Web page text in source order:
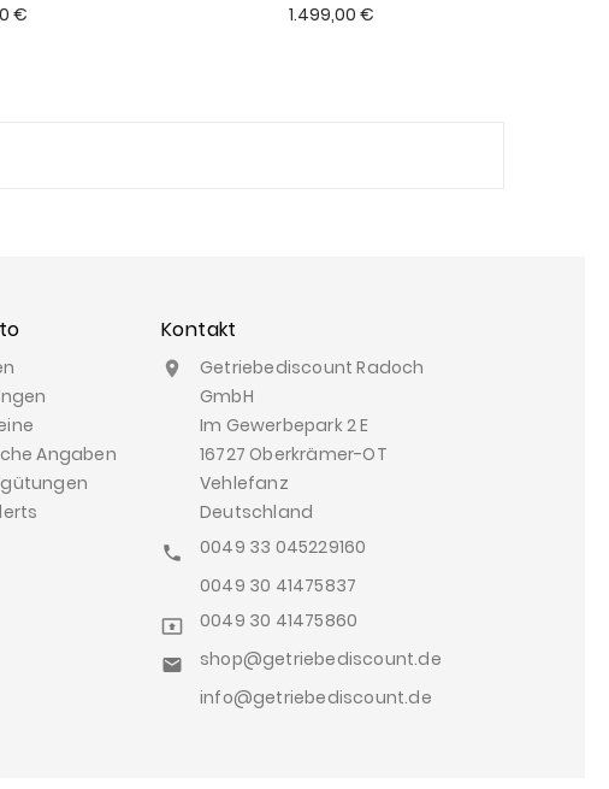
€ 1.499,00 €Preis
Angaben
Kontakt

Getriebediscount Radoch
GmbH
Im Gewerbepark 2 E
16727 Oberkrämer-OT
Vehlefanz
Deutschland

0049 33 045229160
0049 30 41475837
 0049 30 41475860

shop@getriebediscount.de
info@getriebediscount.de